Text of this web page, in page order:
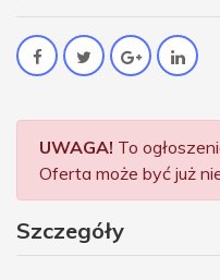
UWAGA! To
Oferta może być już
Szczegóły